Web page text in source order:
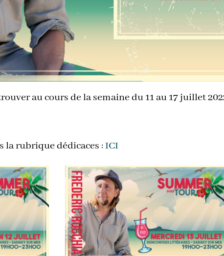
au cours de la semaine du 11 au 17 juillet
la rubrique dédicaces :ICI